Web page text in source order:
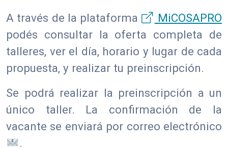
A través de la plataforma
MiCOSAPRO
podés consultar la oferta completa de
talleres, ver el día, horario y lugar de cada
propuesta, y realizar tu preinscripción.
Se podrá realizar la preinscripción a un
único taller. La confirmación de la
vacante se enviará por correo electrónico
.